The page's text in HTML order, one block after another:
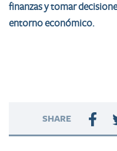
finanzas y tomar
entorno económico.
SHARE